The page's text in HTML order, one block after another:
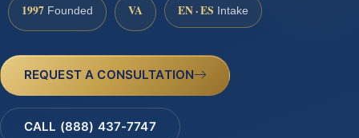
1997 Founded VA EN · ES Intake
REQUEST A CONSULTATION
CALL (888) 437-7747